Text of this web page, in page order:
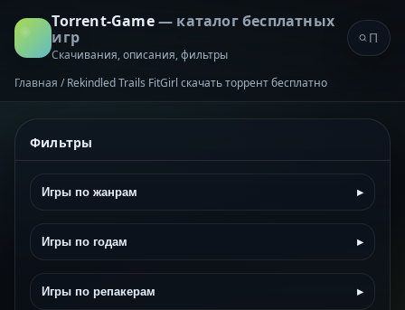
Torrent-Game— каталог бесплатных
игр
Скачивания, описания, фильтры
Главная / Rekindled Trails FitGirl скачать торрент бесплатно
Фильтры
Игры по жанрам ▸
Игры по годам ▸
Игры по репакерам ▸